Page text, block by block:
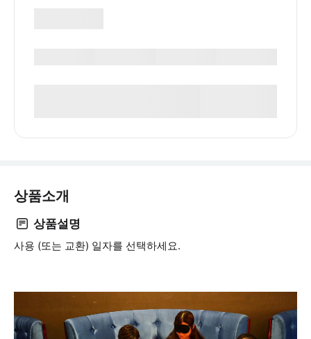
상품소개
상품설명
사용 (또는 교환) 일자를 선택하세요.